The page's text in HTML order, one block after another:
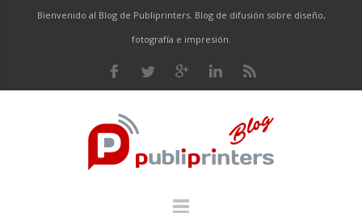
Bienvenido al Blog de Publiprinters. Blog de difusión sobre diseño,
fotografía e impresión.